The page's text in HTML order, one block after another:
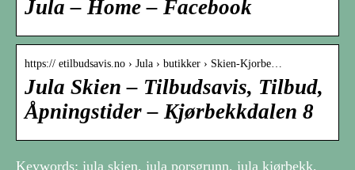
Jula – Home – Facebook
https:// etilbudsavis.no › Jula › butikker › Skien-Kjorbe…
Jula Skien – Tilbudsavis, Tilbud,
Åpningstider – Kjørbekkdalen 8
Keywords: jula skien, jula porsgrunn, jula kjørbekk,